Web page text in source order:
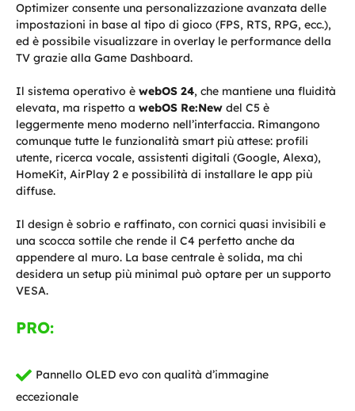
Optimizer consente una personalizzazione avanzata delle
impostazioni in base al tipo di gioco (FPS, RTS, RPG, ecc.),
ed è possibile visualizzare in overlay le performance della
TV grazie alla Game Dashboard.
Il sistema operativo è webOS 24, che mantiene una fluidità
elevata, ma rispetto a webOS Re:New del C5 è
leggermente meno moderno nell’interfaccia. Rimangono
comunque tutte le funzionalità smart più attese: profili
utente, ricerca vocale, assistenti digitali (Google, Alexa),
HomeKit, AirPlay 2 e possibilità di installare le app più
diffuse.
Il design è sobrio e raffinato, con cornici quasi invisibili e
una scocca sottile che rende il C4 perfetto anche da
appendere al muro. La base centrale è solida, ma chi
desidera un setup più minimal può optare per un supporto
VESA.
PRO:
Pannello OLED evo con qualità d’immagine
eccezionale